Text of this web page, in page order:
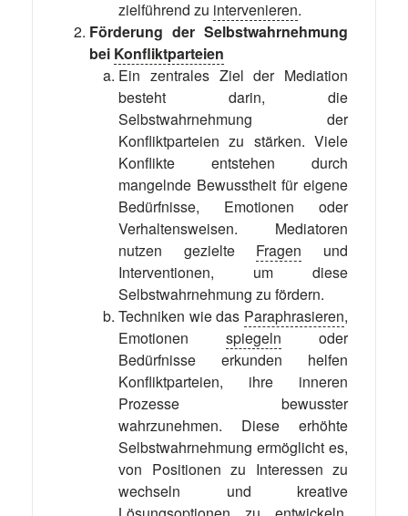
zielführend zu intervenieren.
Förderung der Selbstwahrnehmung
bei Konfliktparteien
Ein zentrales Ziel der Mediation
besteht darin, die
Selbstwahrnehmung der
Konfliktparteien zu stärken. Viele
Konflikte entstehen durch
mangelnde Bewusstheit für eigene
Bedürfnisse, Emotionen oder
Verhaltensweisen. Mediatoren
nutzen gezielte Fragen und
Interventionen, um diese
Selbstwahrnehmung zu fördern.
Techniken wie das Paraphrasieren,
Emotionen spiegeln oder
Bedürfnisse erkunden helfen
Konfliktparteien, ihre inneren
Prozesse bewusster
wahrzunehmen. Diese erhöhte
Selbstwahrnehmung ermöglicht es,
von Positionen zu Interessen zu
wechseln und kreative